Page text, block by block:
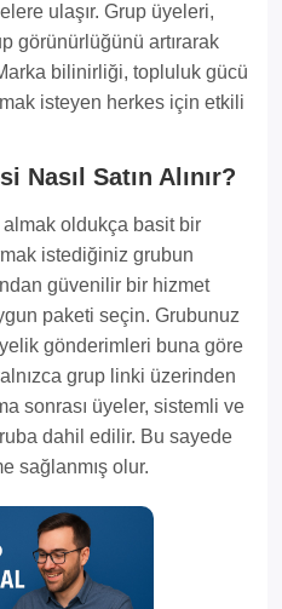
ulaşır. Grup üyeleri,
görünürlüğünü artırarak
bilinirliği, topluluk gücü
isteyen herkes için etkili
Nasıl Satın Alınır?
almak oldukça basit bir
istediğiniz grubun
güvenilir bir hizmet
paketi seçin. Grubunuz
gönderimleri buna göre
grup linki üzerinden
sonrası üyeler, sistemli ve
dahil edilir. Bu sayede
sağlanmış olur.